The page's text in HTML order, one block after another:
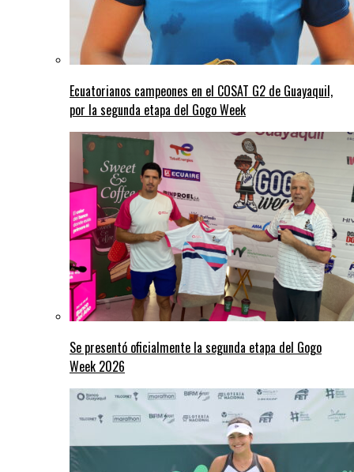
Ecuatorianos campeones en el COSAT G2 de Guayaquil,
por la segunda etapa del Gogo Week
Se presentó oficialmente la segunda etapa del Gogo
Week 2026